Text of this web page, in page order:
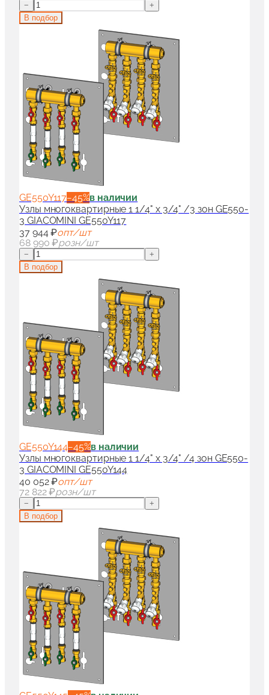
−
+
В подбор
GE550Y117−45%в наличии
Узлы многоквартирные 1 1/4" x 3/4" /3 зон GE550-
3 GIACOMINI GE550Y117
37 944 ₽опт/шт
68 990 ₽розн/шт
−
+
В подбор
GE550Y144−45%в наличии
Узлы многоквартирные 1 1/4" x 3/4" /4 зон GE550-
3 GIACOMINI GE550Y144
40 052 ₽опт/шт
72 822 ₽розн/шт
−
+
В подбор